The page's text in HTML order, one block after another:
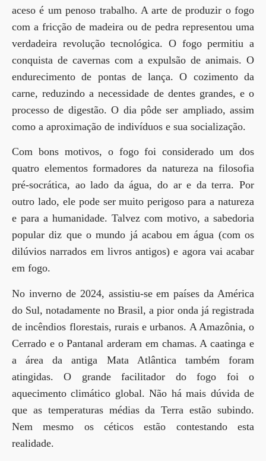
aceso é um penoso trabalho. A arte de produzir o fogo
com a fricção de madeira ou de pedra representou uma
verdadeira revolução tecnológica. O fogo permitiu a
conquista de cavernas com a expulsão de animais. O
endurecimento de pontas de lança. O cozimento da
carne, reduzindo a necessidade de dentes grandes, e o
processo de digestão. O dia pôde ser ampliado, assim
como a aproximação de indivíduos e sua socialização.
Com bons motivos, o fogo foi considerado um dos
quatro elementos formadores da natureza na filosofia
pré-socrática, ao lado da água, do ar e da terra. Por
outro lado, ele pode ser muito perigoso para a natureza
e para a humanidade. Talvez com motivo, a sabedoria
popular diz que o mundo já acabou em água (com os
dilúvios narrados em livros antigos) e agora vai acabar
em fogo.
No inverno de 2024, assistiu-se em países da América
do Sul, notadamente no Brasil, a pior onda já registrada
de incêndios florestais, rurais e urbanos. A Amazônia, o
Cerrado e o Pantanal arderam em chamas. A caatinga e
a área da antiga Mata Atlântica também foram
atingidas. O grande facilitador do fogo foi o
aquecimento climático global. Não há mais dúvida de
que as temperaturas médias da Terra estão subindo.
Nem mesmo os céticos estão contestando esta
realidade.